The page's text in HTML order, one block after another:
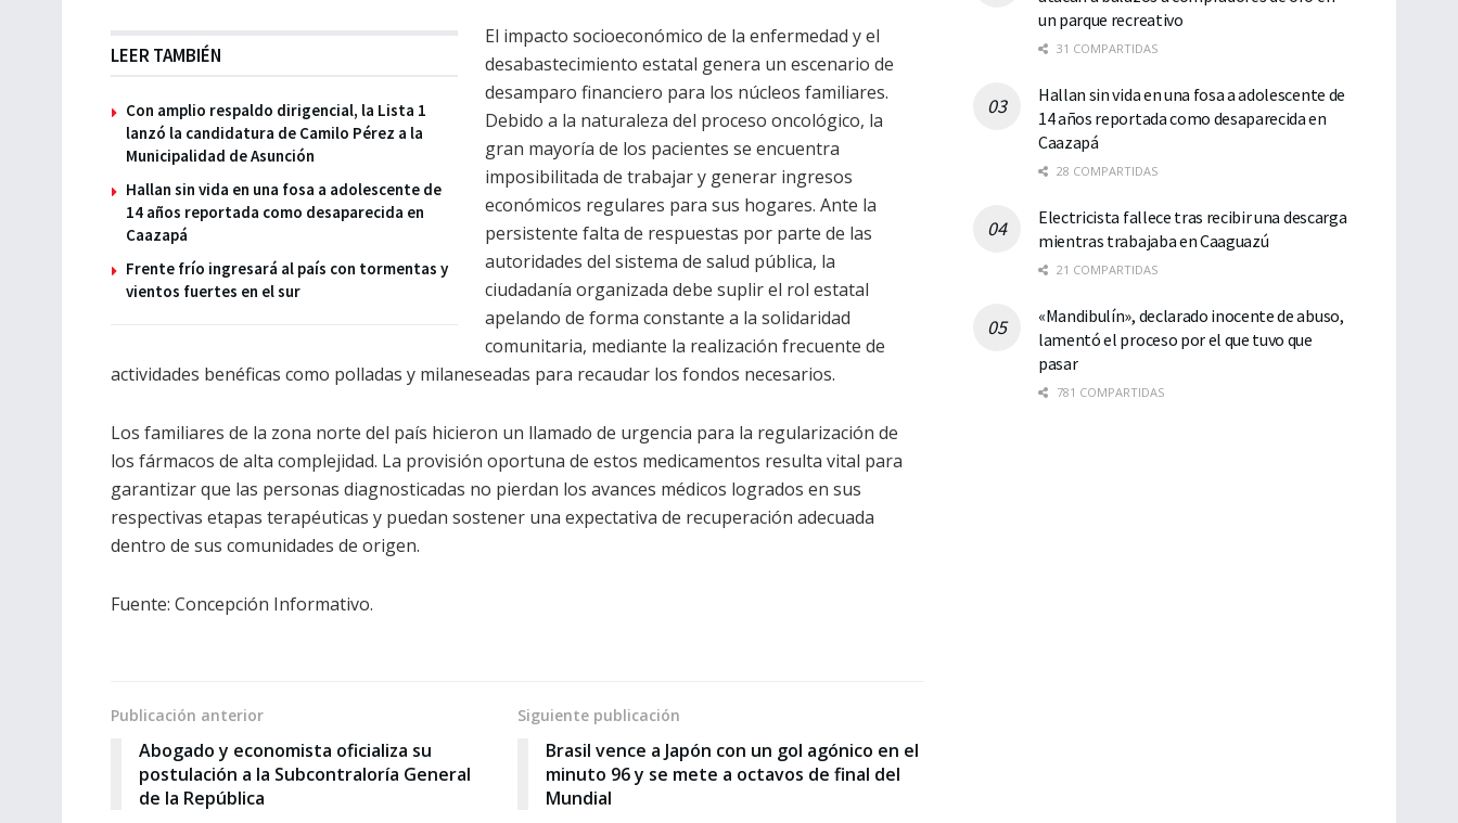
LEER TAMBIÉN
Con amplio respaldo dirigencial, la Lista 1
lanzó la candidatura de Camilo Pérez a la
Municipalidad de Asunción
Hallan sin vida en una fosa a adolescente de
14 años reportada como desaparecida en
Caazapá
Frente frío ingresará al país con tormentas y
vientos fuertes en el sur
El impacto socioeconómico de la enfermedad y el
desabastecimiento estatal genera un escenario de
desamparo financiero para los núcleos familiares.
Debido a la naturaleza del proceso oncológico, la
gran mayoría de los pacientes se encuentra
imposibilitada de trabajar y generar ingresos
económicos regulares para sus hogares. Ante la
persistente falta de respuestas por parte de las
autoridades del sistema de salud pública, la
ciudadanía organizada debe suplir el rol estatal
apelando de forma constante a la solidaridad
comunitaria, mediante la realización frecuente de
actividades benéficas como polladas y milaneseadas para recaudar los fondos necesarios.
Los familiares de la zona norte del país hicieron un llamado de urgencia para la regularización de
los fármacos de alta complejidad. La provisión oportuna de estos medicamentos resulta vital para
garantizar que las personas diagnosticadas no pierdan los avances médicos logrados en sus
respectivas etapas terapéuticas y puedan sostener una expectativa de recuperación adecuada
dentro de sus comunidades de origen.
Fuente: Concepción Informativo.
Publicación anterior
Abogado y economista oficializa su
postulación a la Subcontraloría General
de la República
Siguiente publicación
Brasil vence a Japón con un gol agónico en el
minuto 96 y se mete a octavos de final del
Mundial
un parque recreativo
31 COMPARTIDAS
Hallan sin vida en una fosa a adolescente de
14 años reportada como desaparecida en
Caazapá
28 COMPARTIDAS
Electricista fallece tras recibir una descarga
mientras trabajaba en Caaguazú
21 COMPARTIDAS
«Mandibulín», declarado inocente de abuso,
lamentó el proceso por el que tuvo que
pasar
781 COMPARTIDAS